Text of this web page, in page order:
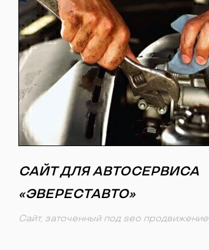
САЙТ ДЛЯ АВТОСЕРВИСА
«ЭВЕРЕСТАВТО»
Сайт, заточенный под seo продвижение